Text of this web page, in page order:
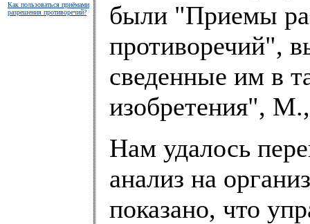
Как пользоваться приёмами
разрешения противоречий?
были "Приемы
противоречий",
сведенные им в
изобретения",
Нам удалось
анализ на
показано, что